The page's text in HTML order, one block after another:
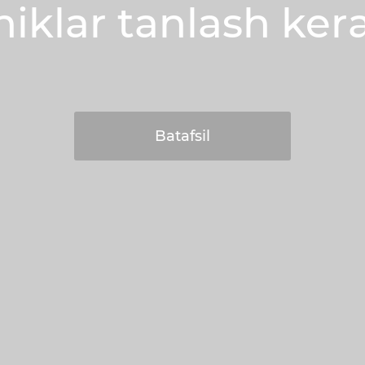
tanlash
Batafsil